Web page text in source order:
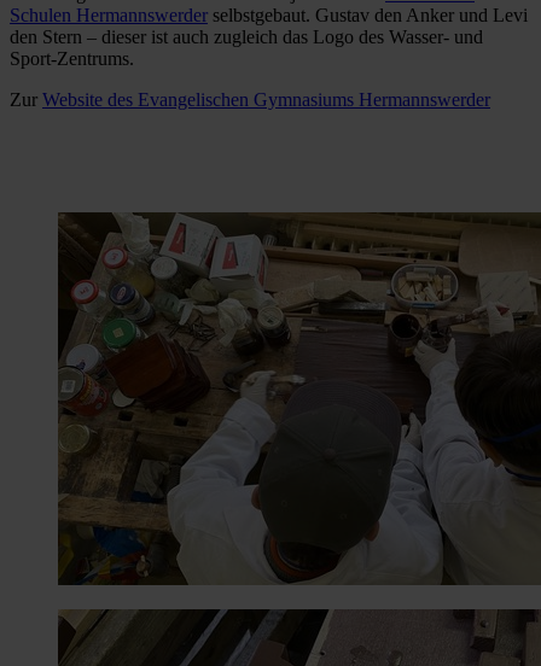
Schulen Hermannswerder selbstgebaut. Gustav den Anker und Levi
den Stern – dieser ist auch zugleich das Logo des Wasser- und
Sport-Zentrums.
Zur Website des Evangelischen Gymnasiums Hermannswerder